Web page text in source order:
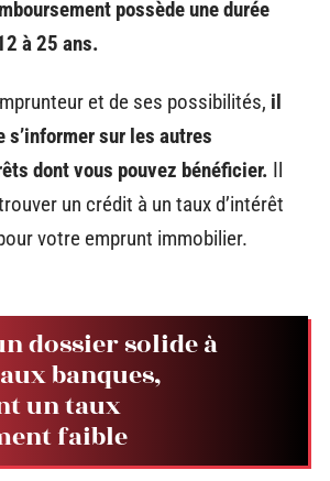
possède une durée
à 25 ans.
et de ses possibilités, il
s’informer sur les autres
dont vous pouvez bénéficier. Il
un crédit à un taux d’intérêt
votre emprunt immobilier.
dossier solide à
banques,
un taux
faible